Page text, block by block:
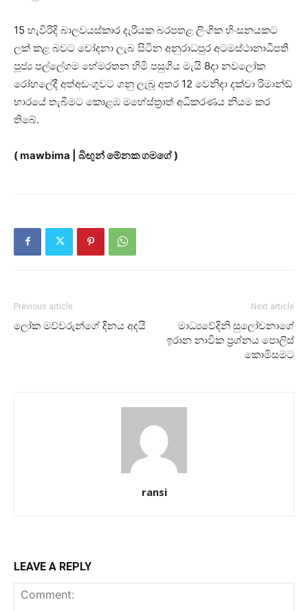
15 හැවිරිදි බාලවයස්කාර දැරියක බරපතළ ලිංගික හිංසනයකට
ලක් කළ බවට චෝදනා ලැබ සිටින අනුරාධපුර අටමස්ථානාධිපති
පූජ්‍ය පල්ලේගම හේමරතන හිමි පසුගිය මැයි 8දා නවලෝක
රෝහලේදී අත්අඩංගුවට ගනු ලැබූ අතර 12 වෙනිදා දක්වා රිමාන්ඩ්
භාරයේ තැබීමට කොළඹ මහේස්ත්‍රාත් අධිකරණය නියම කර
තිබේ.
( mawbima | බිඟුන් මේනක ගමගේ )
Previous article
ලෝක මව්වරුන්ගේ දිනය අදයි
Next article
මාධ්‍යවේදිනි සුලෝචනාගේ
ඉරාන නාවික ප්‍රශ්නය පොලිස්
කොමිසමට
ransi
LEAVE A REPLY